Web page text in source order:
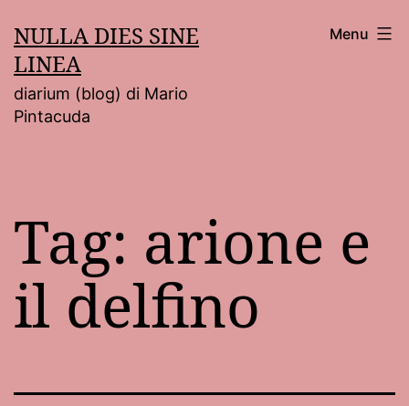
al
contenuto
NULLA DIES SINE
LINEA
diarium (blog) di Mario
Pintacuda
Menu
Tag: arione e
il delfino